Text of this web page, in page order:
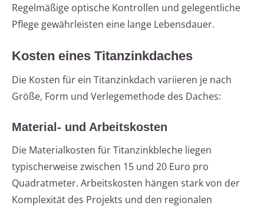
Regelmäßige optische Kontrollen und gelegentliche
Pflege gewährleisten eine lange Lebensdauer.
Kosten eines Titanzinkdaches
Die Kosten für ein Titanzinkdach variieren je nach
Größe, Form und Verlegemethode des Daches:
Material- und Arbeitskosten
Die Materialkosten für Titanzinkbleche liegen
typischerweise zwischen 15 und 20 Euro pro
Quadratmeter. Arbeitskosten hängen stark von der
Komplexität des Projekts und den regionalen